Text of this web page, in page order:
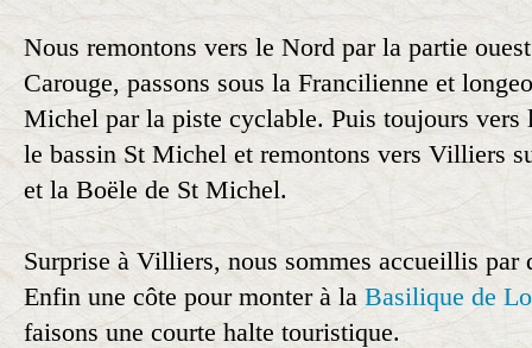
Nous remontons vers le Nord par la partie
Carouge, passons sous la Francilienne et
Michel par la piste cyclable. Puis toujours vers
le bassin St Michel et remontons vers Villiers
et la Boële de St Michel.
Surprise à Villiers, nous sommes accueillis par
Enfin une côte pour monter à la Basilique de
faisons une courte halte touristique.